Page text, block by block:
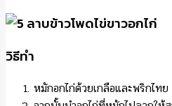
วิธีทำ
หมักอกไก่ด้วยเกลือและพริกไท